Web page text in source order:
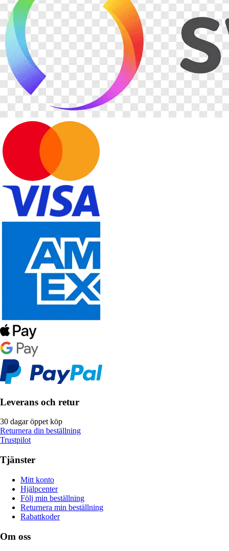
Leverans och retur
30 dagar öppet köp
Returnera din beställning
Trustpilot
Tjänster
Mitt konto
Hjälpcenter
Följ min beställning
Returnera min beställning
Rabattkoder
Om oss